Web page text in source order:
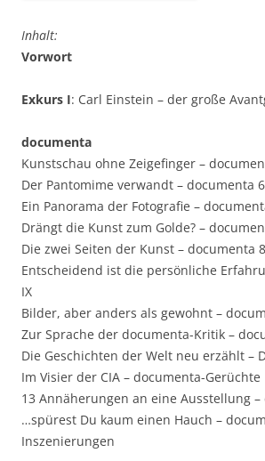
Inhalt:
Vorwort
Exkurs I: Carl Einstein – der große
documenta
Kunstschau ohne Zeigefinger –
Der Pantomime verwandt – documenta 6
Ein Panorama der Fotografie –
Drängt die Kunst zum Golde? –
Die zwei Seiten der Kunst – documenta 8
Entscheidend ist die persönliche
IX
Bilder, aber anders als gewohnt –
Zur Sprache der documenta-Kritik –
Die Geschichten der Welt neu erzählt –
Im Visier der CIA – documenta-Gerüchte
13 Annäherungen an eine Ausstellung –
…spürest Du kaum einen Hauch –
Inszenierungen